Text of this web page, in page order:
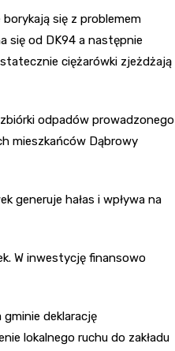
się z problemem
się od DK94 a następnie
ciężarówki zjeżdżają
odpadów prowadzonego
mieszkańców Dąbrowy
generuje hałas i wpływa na
W inwestycję finansowo
gminie deklarację
lokalnego ruchu do zakładu